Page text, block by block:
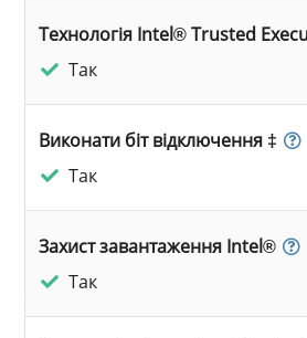
Технологія Intel® Trusted
Так
Виконати біт відключення ‡
Так
Захист завантаження Intel®
Так